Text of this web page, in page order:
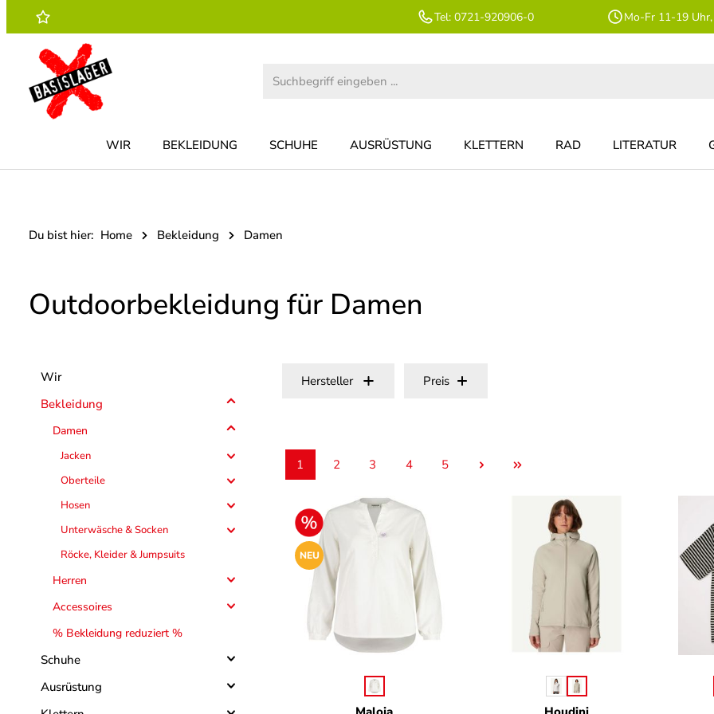
Hauptinhalt springen
Zur Suche springen
Zur Hauptnavigation springen Tel: 0721-920906-0 Mo-Fr 11-19
WIR BEKLEIDUNG SCHUHE AUSRÜSTUNG KLETTERN RAD LITERATUR
Du bist hier: Home Bekleidung Damen
Outdoorbekleidung für Damen
Wir
Bekleidung
Damen
Jacken
Oberteile
Hosen
Unterwäsche & Socken
Röcke, Kleider & Jumpsuits
Herren
Accessoires
% Bekleidung reduziert %
Schuhe
Ausrüstung
Hersteller Preis
Seite
1 Seite
2 Seite
3 Seite
4 Seite
5
NEU
auswählen Farbeauswählen